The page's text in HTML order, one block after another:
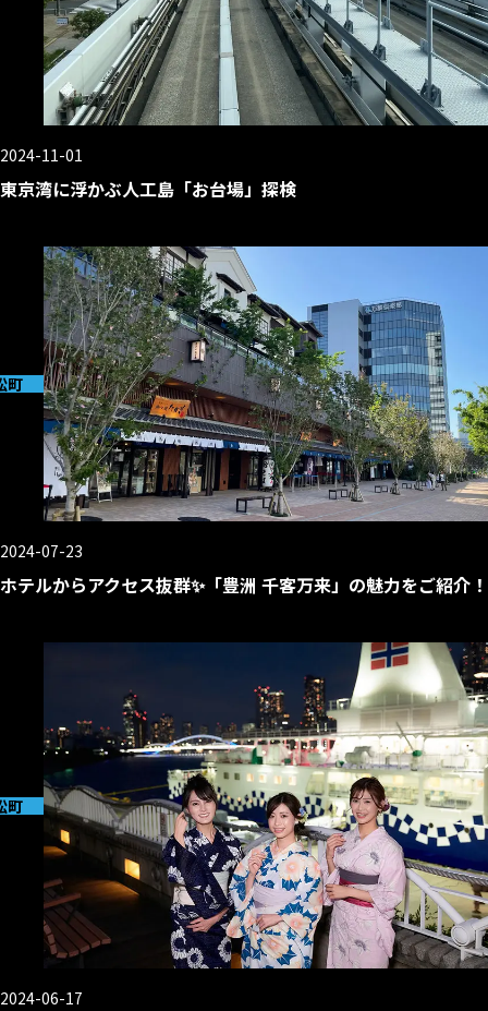
2024-11-01
東京湾に浮かぶ人工島「お台場」探検
町
2024-07-23
ホテルからアクセス抜群✨「豊洲 千客万来」の魅力をご紹介！
町
2024-06-17